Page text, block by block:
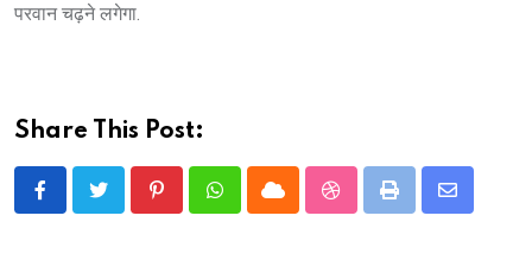
परवान चढ़ने लगेगा.
Share This Post:
PinterestWhatsappCloud StumbleUpon
Print
Share